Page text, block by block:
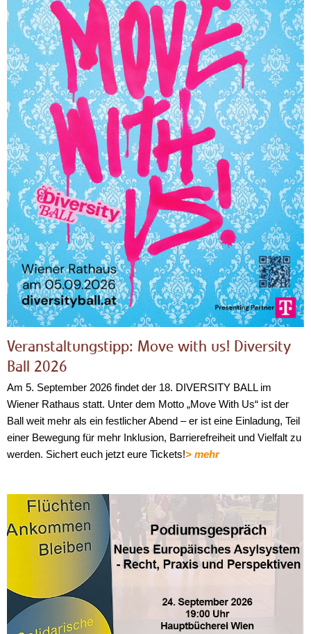
Veranstaltungstipp: Move with us! Diversity
Ball 2026
Am 5. September 2026 findet der 18. DIVERSITY BALL im
Wiener Rathaus statt. Unter dem Motto „Move With Us“ ist der
Ball weit mehr als ein festlicher Abend – er ist eine Einladung, Teil
einer Bewegung für mehr Inklusion, Barrierefreiheit und Vielfalt zu
werden. Sichert euch jetzt eure Tickets!> mehr